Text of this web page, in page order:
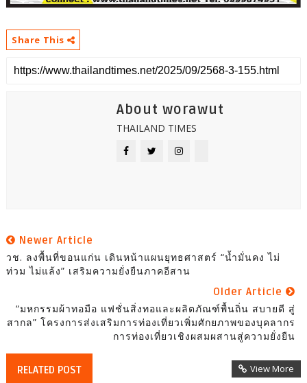
Share This
About worawut
THAILAND TIMES
Newer Article
วช. ลงพื้นที่ขอนแก่น เดินหน้าแผนยุทธศาสตร์ “น้ำมั่นคง ไม่
ท่วม ไม่แล้ง” เสริมความยั่งยืนภาคอีสาน
Older Article
“มหกรรมผ้าทอมือ แฟชั่นสิ่งทอและผลิตภัณฑ์พื้นถิ่น สบายดี สู่
สากล” โครงการส่งเสริมการท่องเที่ยวเพิ่มศักยภาพของบุคลากร
การท่องเที่ยวเชิงผสมผสานสู่ความยั่งยืน
RELATED POST View More